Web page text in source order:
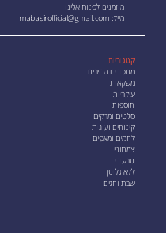
מוזמנים לפנות אלינו
מייל: mabasirofficial@gmail.com
קטגוריות
מתכונים מהירים
משקאות
עיקריות
תוספות
סלטים ומרקים
קינוחים ועוגות
לחמים ומאפים
צמחוני
טבעוני
ללא גלוטן
שבת וחגים